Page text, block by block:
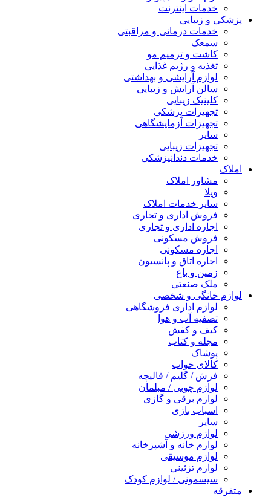
خدمات اینترنت
پزشکی و زیبایی
خدمات درمانی و مراقبتی
سمعک
کاشت و ترمیم مو
تغذیه و رژیم غذایی
لوازم آرایشی و بهداشتی
سالن آرایش و زیبایی
کلینیک زیبایی
تجهیزات پزشکی
تجهیزات آزمایشگاهی
سایر
تجهیزات زیبایی
خدمات دندانپزشکی
املاک
مشاور املاک
ویلا
سایر خدمات املاک
فروش اداری و تجاری
اجاره اداری و تجاری
فروش مسکونی
اجاره مسکونی
اجاره اتاق و پانسیون
زمین و باغ
ملک صنعتی
لوازم خانگی و شخصی
لوازم اداری فروشگاهی
تصفیه آب و هوا
کیف و کفش
مجله و کتاب
پوشاک
کالای خواب
فرش / گلیم / قالیچه
لوازم چوبی / مبلمان
لوازم برقی و گازی
اسباب بازی
سایر
لوازم ورزشی
لوازم خانه و آشپزخانه
لوازم موسیقی
لوازم تزئینی
سیسمونی / لوازم کودک
متفرقه